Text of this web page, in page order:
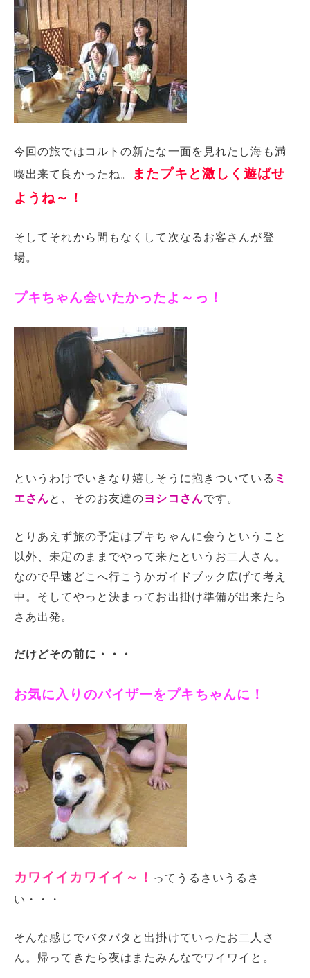
今回の旅ではコルトの新たな一面を見れたし海も満
喫出来て良かったね。
またプキと激しく遊ばせ
ようね～！
そしてそれから間もなくして次なるお客さんが登
場。
プキちゃん会いたかったよ～っ！
というわけでいきなり嬉しそうに抱きついている ミ
エさんと、そのお友達のヨシコさんです。
とりあえず旅の予定はプキちゃんに会うということ
以外、未定のままでやって来たというお二人さん。
なので早速どこへ行こうかガイドブック広げて考え
中。そしてやっと決まってお出掛け準備が出来たら
さあ出発。
だけどその前に・・・
お気に入りのバイザーをプキちゃんに！
カワイイカワイイ～！ ってうるさいうるさ
い・・・
そんな感じでバタバタと出掛けていったお二人さ
ん。帰ってきたら夜はまたみんなでワイワイと。